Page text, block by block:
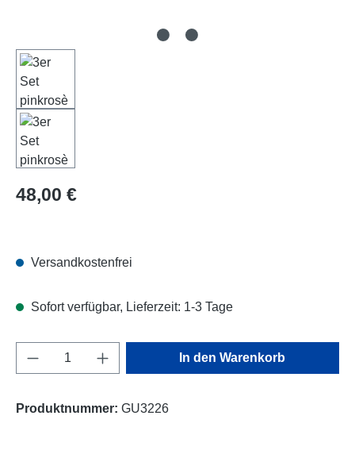
Regulärer Preis:
48,00 €
Versandkostenfrei
Sofort verfügbar, Lieferzeit: 1-3 Tage
Produkt Anzahl: Gib den gewünschten
In den Warenkorb
Produktnummer: GU3226